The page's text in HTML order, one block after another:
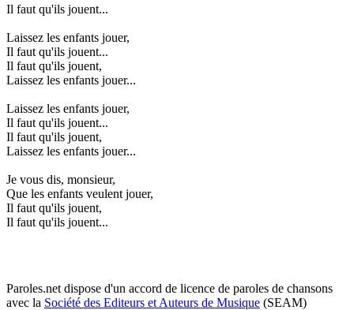
Il faut qu'ils jouent...
Laissez les enfants jouer,
Il faut qu'ils jouent...
Il faut qu'ils jouent,
Laissez les enfants jouer...
Laissez les enfants jouer,
Il faut qu'ils jouent...
Il faut qu'ils jouent,
Laissez les enfants jouer...
Je vous dis, monsieur,
Que les enfants veulent jouer,
Il faut qu'ils jouent,
Il faut qu'ils jouent...
Paroles.net dispose d'un accord de licence de paroles de chansons
avec la Société des Editeurs et Auteurs de Musique (SEAM)